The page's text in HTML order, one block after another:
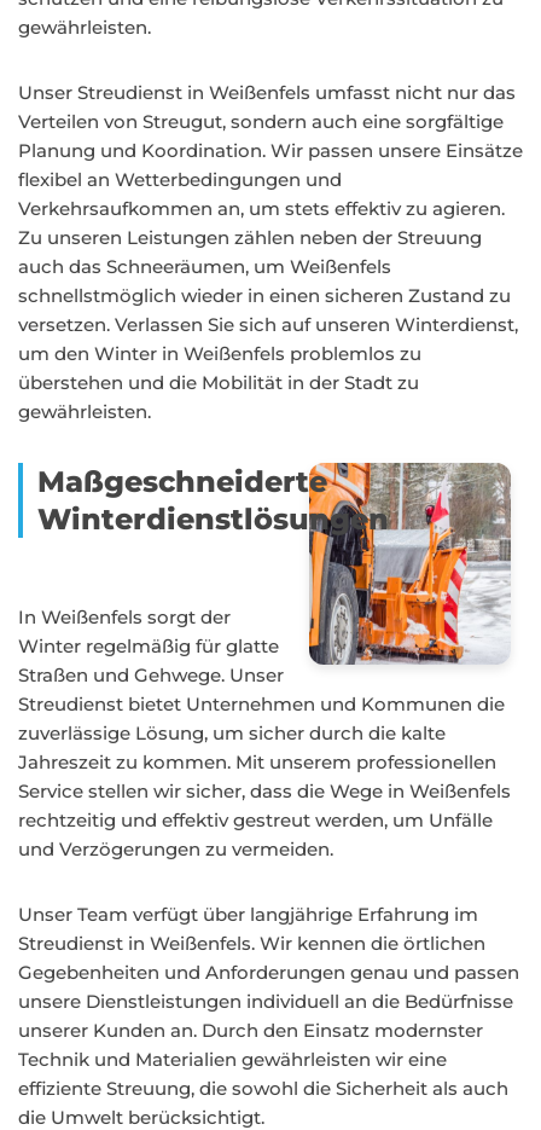
gewährleisten.
Unser Streudienst in Weißenfels umfasst nicht nur das
Verteilen von Streugut, sondern auch eine sorgfältige
Planung und Koordination. Wir passen unsere Einsätze
flexibel an Wetterbedingungen und
Verkehrsaufkommen an, um stets effektiv zu agieren.
Zu unseren Leistungen zählen neben der Streuung
auch das Schneeräumen, um Weißenfels
schnellstmöglich wieder in einen sicheren Zustand zu
versetzen. Verlassen Sie sich auf unseren Winterdienst,
um den Winter in Weißenfels problemlos zu
überstehen und die Mobilität in der Stadt zu
gewährleisten.
Maßgeschneiderte
Winterdienstlösungen
In Weißenfels sorgt der
Winter regelmäßig für glatte
Straßen und Gehwege. Unser
Streudienst bietet Unternehmen und Kommunen die
zuverlässige Lösung, um sicher durch die kalte
Jahreszeit zu kommen. Mit unserem professionellen
Service stellen wir sicher, dass die Wege in Weißenfels
rechtzeitig und effektiv gestreut werden, um Unfälle
und Verzögerungen zu vermeiden.
Unser Team verfügt über langjährige Erfahrung im
Streudienst in Weißenfels. Wir kennen die örtlichen
Gegebenheiten und Anforderungen genau und passen
unsere Dienstleistungen individuell an die Bedürfnisse
unserer Kunden an. Durch den Einsatz modernster
Technik und Materialien gewährleisten wir eine
effiziente Streuung, die sowohl die Sicherheit als auch
die Umwelt berücksichtigt.